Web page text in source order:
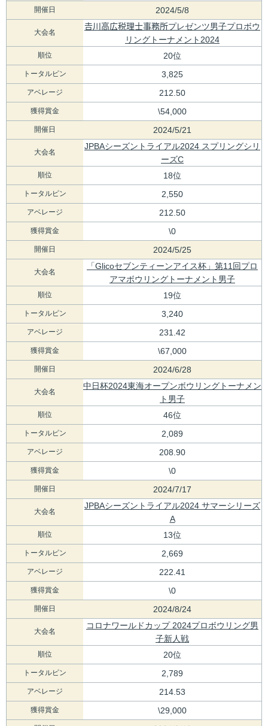
開催日 2024/5/8
大会名
𠮷川高広税理士事務所プレゼンツ男子プロボウ
リングトーナメント2024
順位 20位
トータルピン 3,825
アベレージ 212.50
獲得賞金 \54,000
開催日 2024/5/21
大会名
JPBAシーズントライアル2024 スプリングシリ
ーズC
順位 18位
トータルピン 2,550
アベレージ 212.50
獲得賞金 \0
開催日 2024/5/25
大会名
「Glicoセブンティーンアイス杯」第11回プロ
アマボウリングトーナメント男子
順位 19位
トータルピン 3,240
アベレージ 231.42
獲得賞金 \67,000
開催日 2024/6/28
大会名
中日杯2024東海オープンボウリングトーナメン
ト男子
順位 46位
トータルピン 2,089
アベレージ 208.90
獲得賞金 \0
開催日 2024/7/17
大会名
JPBAシーズントライアル2024 サマーシリーズ
A
順位 13位
トータルピン 2,669
アベレージ 222.41
獲得賞金 \0
開催日 2024/8/24
大会名
コロナワールドカップ 2024プロボウリング男
子新人戦
順位 20位
トータルピン 2,789
アベレージ 214.53
獲得賞金 \29,000